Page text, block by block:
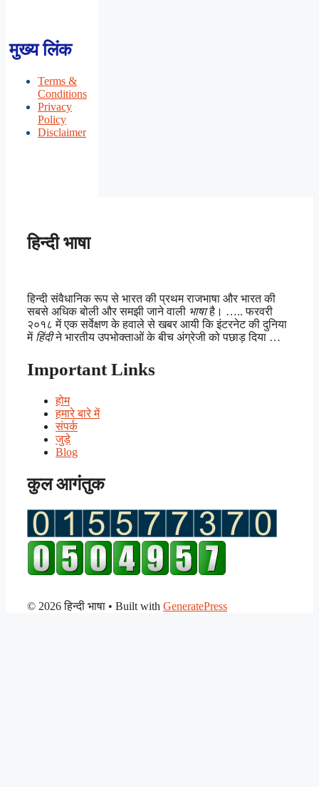
मुख्य लिंक
Terms &
Conditions
Privacy
Policy
Disclaimer
हिन्दी भाषा
हिन्दी संवैधानिक रूप से भारत की प्रथम राजभाषा और भारत की
सबसे अधिक बोली और समझी जाने वाली भाषाहै। ….. फरवरी
२०१८ में एक सर्वेक्षण के हवाले से खबर आयी कि इंटरनेट की दुनिया
में हिंदीने भारतीय उपभोक्ताओं के बीच अंग्रेजी को पछाड़ दिया …
Important Links
होम
हमारे बारे में
संपर्क
जुड़े
Blog
कुल आगंतुक
© 2026 हिन्दी भाषा • Built with GeneratePress